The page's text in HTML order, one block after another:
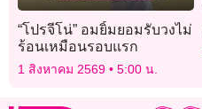
“โปรจีโน่” อมยิ้มยอมรับวงไม่
ร้อนเหมือนรอบแรก
1 สิงหาคม 2569 5:00 น.